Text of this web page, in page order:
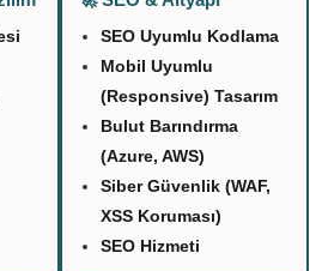
SEO Uyumlu Kodlama
Mobil Uyumlu
(Responsive) Tasarım
Bulut Barındırma
(Azure, AWS)
Siber Güvenlik (WAF,
XSS Koruması)
SEO Hizmeti